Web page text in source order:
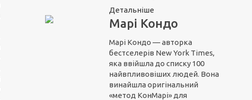
Детальніше
Марі Кондо
Марі Кондо — авторка
бестселерів New York Times,
яка ввійшла до списку 100
найвпливовіших людей. Вона
винайшла оригінальний
«метод КонМарі» для